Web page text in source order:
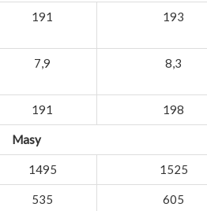
191 193
7,9 8,3
191 198
Masy
1495 1525
535 605